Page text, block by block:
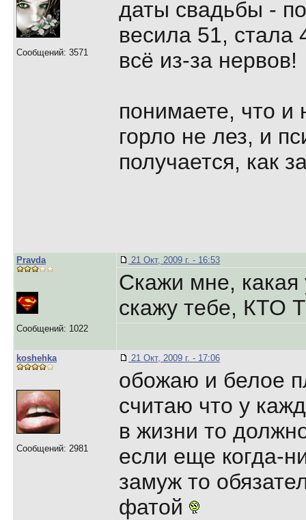
Сообщений: 3571
даты свадьбы -
весила 51, стала
всё из-за нервов!
понимаете, что и
горло не лез, и
получается, как
Pravda
Сообщений: 1022
21 Окт, 2009 г. - 16:53
Скажи мне, какая
скажу тебе, КТО
koshehka
Сообщений: 2981
21 Окт, 2009 г. - 17:06
обожаю и белое
считаю что у
в жизни то
если еще когда-
замуж то
фатой